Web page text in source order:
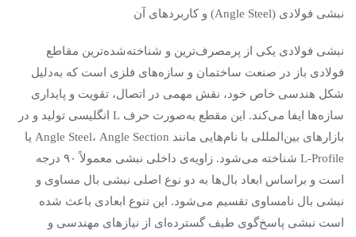
نبشی فولادی (Angle Steel) و کاربردهای آن
نبشی فولادی یکی از پرمصرف‌ترین و شناخته‌شده‌ترین مقاطع
فولادی باز در صنعت ساختمان و سازه‌های فلزی است که به‌دلیل
شکل هندسی خاص خود، نقش مهمی در اتصال، تقویت و پایداری
سازه‌ها ایفا می‌کند. این مقطع به‌صورت حرف L انگلیسی تولید و در
بازارهای بین‌المللی با نام‌هایی مانند Angle Steel، Angle Section یا
L-Profile شناخته می‌شود. زاویه‌ی داخلی نبشی معمولاً ۹۰ درجه
است و براساس ابعاد بال‌ها به دو نوع اصلی نبشی بال مساوی و
نبشی بال نامساوی تقسیم می‌شود. این تنوع ابعادی باعث شده
است نبشی پاسخ‌گوی طیف گسترده‌ای از نیازهای مهندسی و